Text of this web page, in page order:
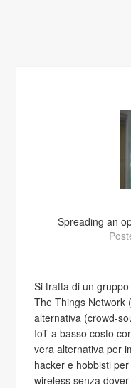
Spreading an
Si tratta di un
The Things Network
alternativa (crowd-
IoT a basso costo
vera alternativa per
hacker e hobbisti
wireless senza